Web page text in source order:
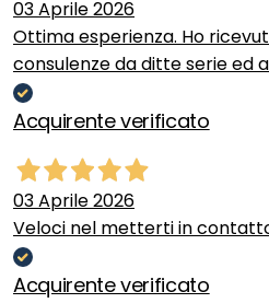
03 Aprile 2026
Ottima esperienza. Ho
consulenze da ditte serie ed
Acquirente verificato
03 Aprile 2026
Veloci nel metterti in
Acquirente verificato